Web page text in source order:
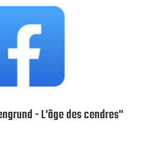
- L'âge des cendres"